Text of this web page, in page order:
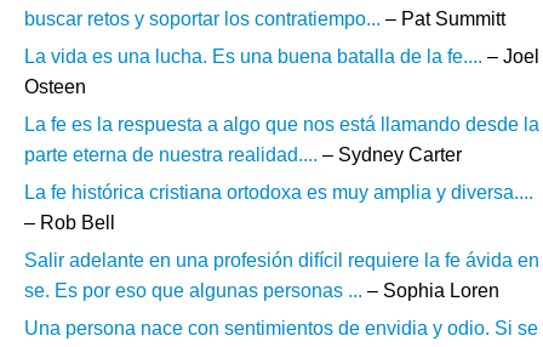
buscar retos y soportar los contratiempo... – Pat Summitt
La vida es una lucha. Es una buena batalla de la fe.... – Joel
Osteen
La fe es la respuesta a algo que nos está llamando desde la
parte eterna de nuestra realidad.... – Sydney Carter
La fe histórica cristiana ortodoxa es muy amplia y diversa....
– Rob Bell
Salir adelante en una profesión difícil requiere la fe ávida en
se. Es por eso que algunas personas ... – Sophia Loren
Una persona nace con sentimientos de envidia y odio. Si se